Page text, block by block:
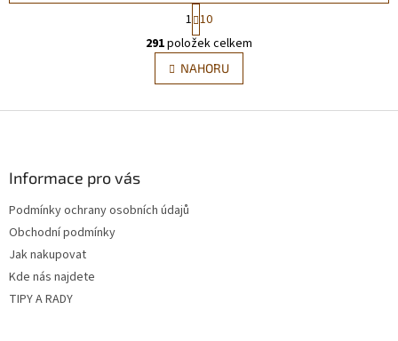
O
v
l
á
S
t
r
á
n
k
v
1 10
291položek celkem
NAHORU
Informace pro vás
Podmínky ochrany osobních údajů
Obchodní podmínky
Jak nakupovat
Kde nás najdete
TIPY A RADY